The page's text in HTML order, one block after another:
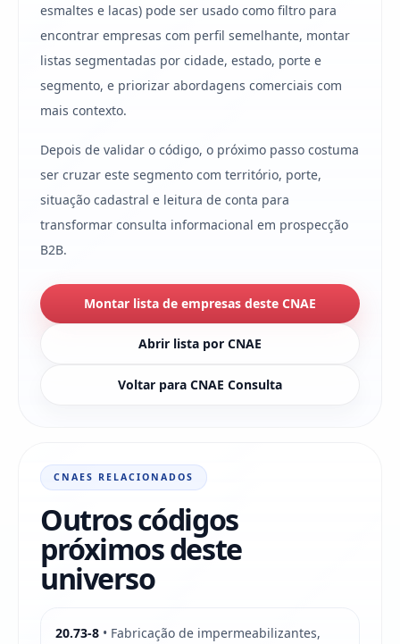
esmaltes e lacas) pode ser usado como filtro para
encontrar empresas com perfil semelhante, montar
listas segmentadas por cidade, estado, porte e
segmento, e priorizar abordagens comerciais com
mais contexto.
Depois de validar o código, o próximo passo costuma
ser cruzar este segmento com território, porte,
situação cadastral e leitura de conta para
transformar consulta informacional em prospecção
B2B.
Montar lista de empresas deste CNAE
Abrir lista por CNAE
Voltar para CNAE Consulta
CNAES RELACIONADOS
Outros códigos
próximos deste
universo
20.73-8 • Fabricação de impermeabilizantes,